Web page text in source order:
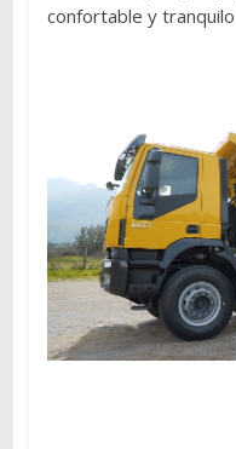
confortable y